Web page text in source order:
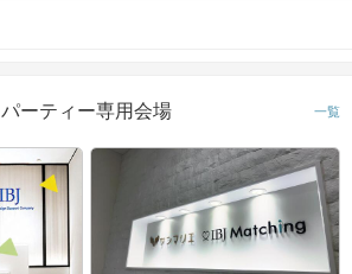
◯15分前より受付開始。1時間半を予
定。
※開始時刻から30分以上遅れる場合は
参加をご遠慮いただいております。
パーティー専用会場 一覧